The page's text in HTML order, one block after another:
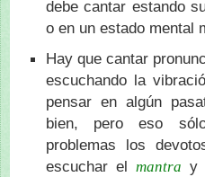
debe cantar estando
o en un estado mental
Hay que cantar
escuchando la
pensar en algún
bien, pero eso
problemas los
escuchar el mantra y